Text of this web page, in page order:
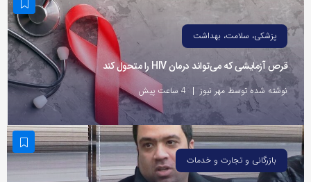
صفحه
را
دوستان
خود
به
اشتراک
بگذارید.
پزشکی، سلامت، بهداشت
قرص آزمایشی که می‌تواند درمان HIV را متحول کند
نوشته شده توسط مهر نیوز 4 ساعت پیش
بازرگانی و تجارت و خدمات